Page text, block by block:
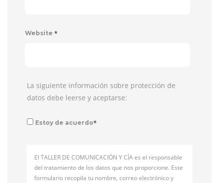
Website *
La siguiente información sobre protección de
datos debe leerse y aceptarse:
Estoy de acuerdo*
El TALLER DE COMUNICACIÓN Y CÍA es el responsable
del tratamiento de los datos que nos proporcione. Este
formulario recopila tu nombre, correo electrónico y